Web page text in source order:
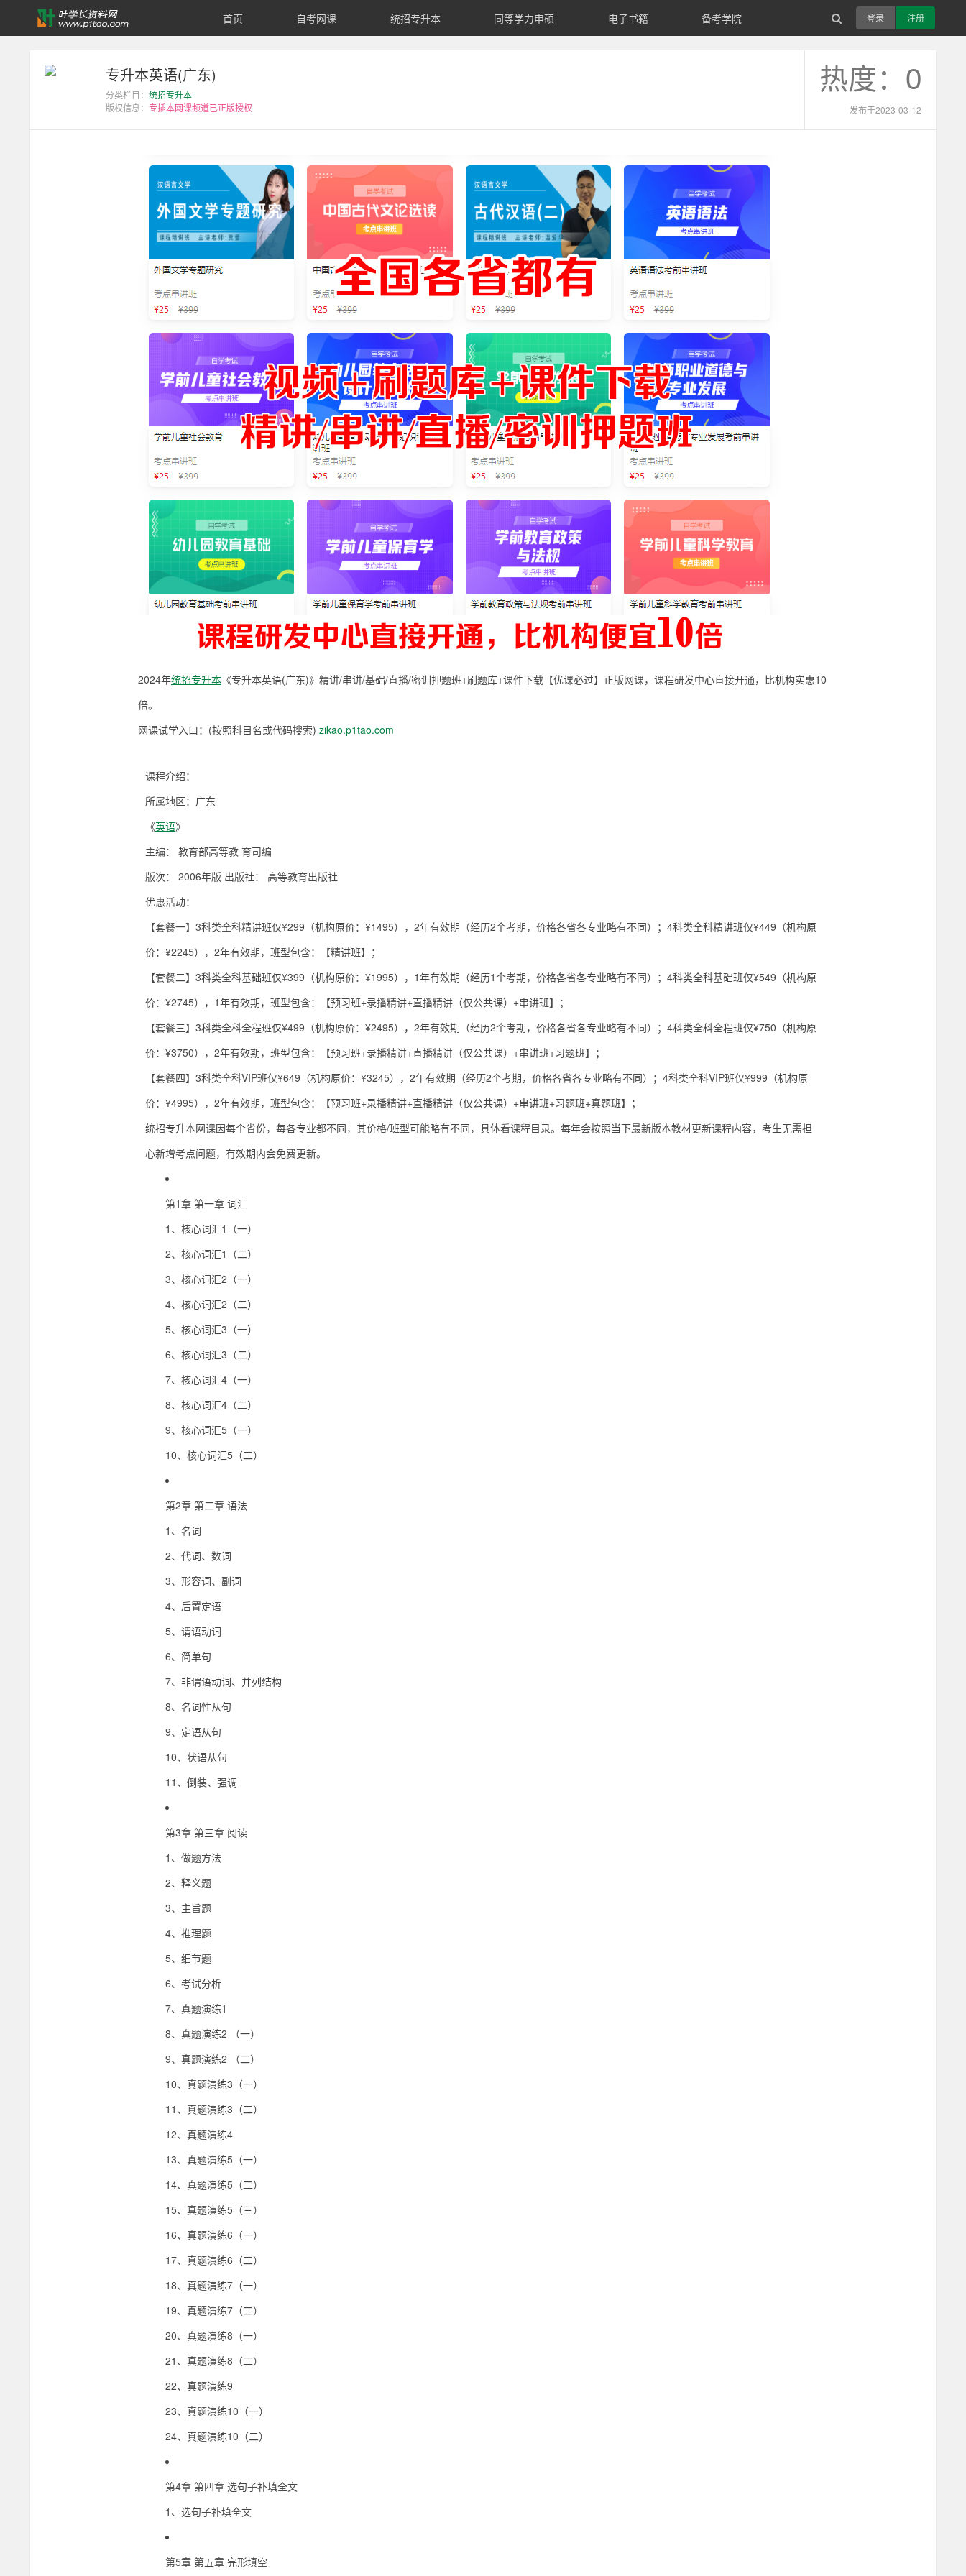
专
英
首页 自考网课 统招专升本 同等学力申硕 电子书籍 备考学院 登录 注册
专升本英语(广东)
分类栏目： 统招专升本
版权信息： 专插本网课频道已正版授权
热度：0
发布于2023-03-12
2024年统招专升本 《专升本英语(广东)》精讲/串讲/基础/直播/密训押题班+刷题库+课件下载【优课必过】正版网课，课程研发中心直接开通，比机构实惠10
倍。
网课试学入口：(按照科目名或代码搜索) zikao.p1tao.com
课程介绍：
所属地区： 广东
《英语》
主编： 教育部高等教 育司编
版次： 2006年版 出版社： 高等教育出版社
优惠活动：
【套餐一】3科类全科精讲班仅¥299（机构原价：¥1495），2年有效期（经历2个考期，价格各省各专业略有不同）；4科类全科精讲班仅¥449（机构原
价：¥2245），2年有效期，班型包含：【精讲班】；
【套餐二】3科类全科基础班仅¥399（机构原价：¥1995），1年有效期（经历1个考期，价格各省各专业略有不同）；4科类全科基础班仅¥549（机构原
价：¥2745），1年有效期，班型包含：【预习班+录播精讲+直播精讲（仅公共课）+串讲班】；
【套餐三】3科类全科全程班仅¥499（机构原价：¥2495），2年有效期（经历2个考期，价格各省各专业略有不同）；4科类全科全程班仅¥750（机构原
价：¥3750），2年有效期，班型包含：【预习班+录播精讲+直播精讲（仅公共课）+串讲班+习题班】；
【套餐四】3科类全科VIP班仅¥649（机构原价：¥3245），2年有效期（经历2个考期，价格各省各专业略有不同）；4科类全科VIP班仅¥999（机构原
价：¥4995），2年有效期，班型包含：【预习班+录播精讲+直播精讲（仅公共课）+串讲班+习题班+真题班】；
统招专升本网课因每个省份，每各专业都不同，其价格/班型可能略有不同，具体看课程目录。每年会按照当下最新版本教材更新课程内容，考生无需担
心新增考点问题，有效期内会免费更新。
第1章 第一章 词汇
1、核心词汇1（一）
2、核心词汇1（二）
3、核心词汇2（一）
4、核心词汇2（二）
5、核心词汇3（一）
6、核心词汇3（二）
7、核心词汇4（一）
8、核心词汇4（二）
9、核心词汇5（一）
10、核心词汇5（二）
第2章 第二章 语法
1、名词
2、代词、数词
3、形容词、副词
4、后置定语
5、谓语动词
6、简单句
7、非谓语动词、并列结构
8、名词性从句
9、定语从句
10、状语从句
11、倒装、强调
第3章 第三章 阅读
1、做题方法
2、释义题
3、主旨题
4、推理题
5、细节题
6、考试分析
7、真题演练1
8、真题演练2 （一）
9、真题演练2 （二）
10、真题演练3（一）
11、真题演练3（二）
12、真题演练4
13、真题演练5（一）
14、真题演练5（二）
15、真题演练5（三）
16、真题演练6（一）
17、真题演练6（二）
18、真题演练7（一）
19、真题演练7（二）
20、真题演练8（一）
21、真题演练8（二）
22、真题演练9
23、真题演练10（一）
24、真题演练10（二）
第4章 第四章 选句子补填全文
1、选句子补填全文
第5章 第五章 完形填空